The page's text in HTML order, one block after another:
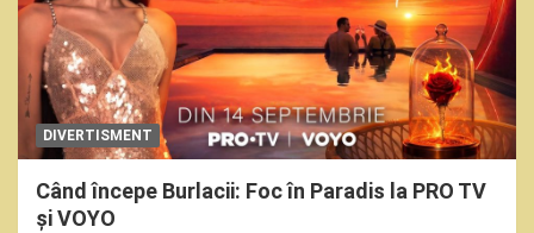
DIVERTISMENT
Când începe Burlacii: Foc în Paradis la PRO TV
și VOYO